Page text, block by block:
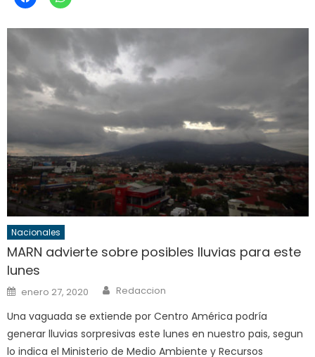
Nacionales
MARN advierte sobre posibles lluvias para este
lunes
Posted
on
enero 27, 2020 Author
Redaccion
Una vaguada se extiende por Centro América podría
generar lluvias sorpresivas este lunes en nuestro pais, segun
lo indica el Ministerio de Medio Ambiente y Recursos